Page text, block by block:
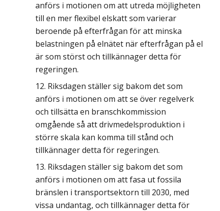
anförs i motionen om att utreda möjligheten
till en mer flexibel elskatt som varierar
beroende på efterfrågan för att minska
belastningen på elnätet när efterfrågan på el
är som störst och tillkännager detta för
regeringen.
Riksdagen ställer sig bakom det som
anförs i motionen om att se över regelverk
och tillsätta en branschkommission
omgående så att drivmedelsproduktion i
större skala kan komma till stånd och
tillkännager detta för regeringen.
Riksdagen ställer sig bakom det som
anförs i motionen om att fasa ut fossila
bränslen i transportsektorn till 2030, med
vissa undantag, och tillkännager detta för